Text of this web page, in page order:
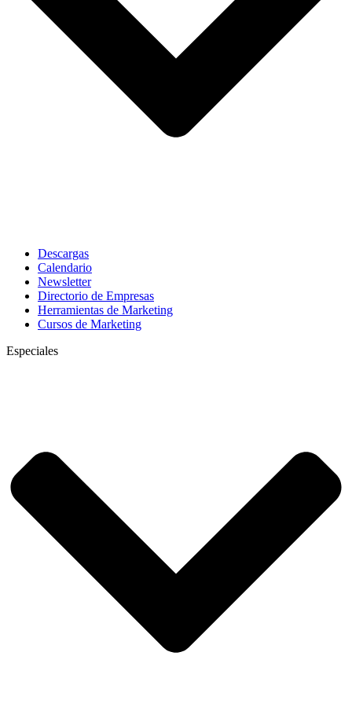
Descargas
Calendario
Newsletter
Directorio de Empresas
Herramientas de Marketing
Cursos de Marketing
Especiales